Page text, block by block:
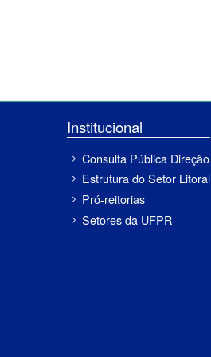
Institucional
Consulta Pública Direção
Estrutura do Setor Litoral
Pró-reitorias
Setores da UFPR